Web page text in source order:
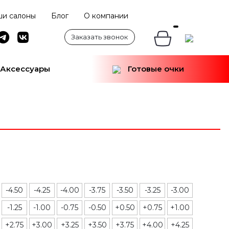
салоны Блог О компании
Заказать звонок
Аксессуары Готовые очки
-4.50 -4.25 -4.00 -3.75 -3.50 -3.25
-3.00
-1.25 -1.00 -0.75 -0.50 +0.50 +0.75
+1.00
+2.75 +3.00 +3.25 +3.50 +3.75 +4.00
+4.25